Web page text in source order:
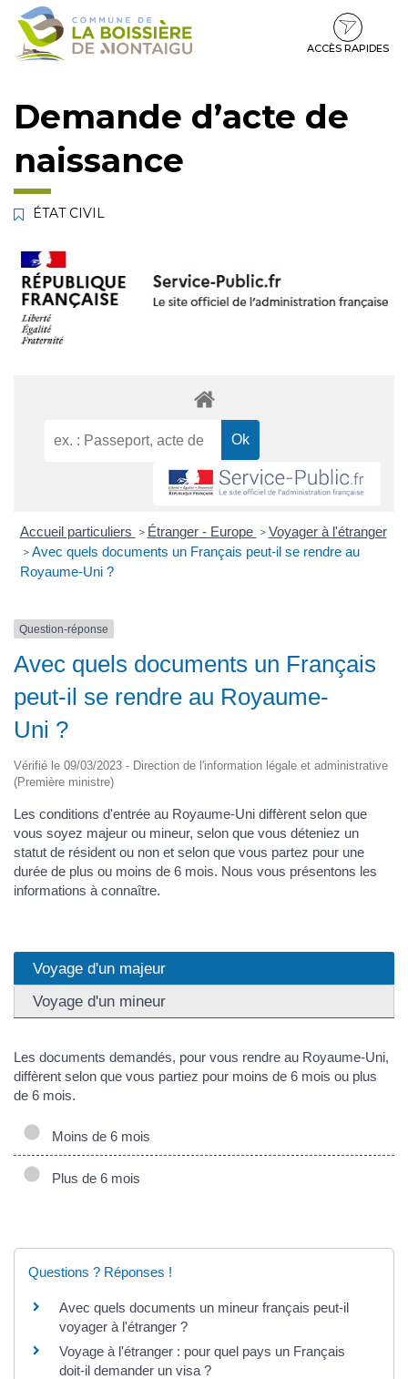
Gestion des traceurs
Aller
Aller
contenu
Aller
pied
ACCÈS RAPIDES
Demande d’acte de
naissance
ÉTAT CIVIL
Accueil particuliers > Étranger - Europe > Voyager à l'étranger
> Avec quels documents un Français peut-il se rendre au
Royaume-Uni ?
Question-réponse
Avec quels documents un Français
peut-il se rendre au Royaume-
Uni ?
Vérifié le 09/03/2023 - Direction de l'information légale et administrative
(Première ministre)
Les conditions d'entrée au Royaume-Uni diffèrent selon que
vous soyez majeur ou mineur, selon que vous déteniez un
statut de résident ou non et selon que vous partez pour une
durée de plus ou moins de 6 mois. Nous vous présentons les
informations à connaître.
Voyage d'un majeur
Voyage d'un mineur
Les documents demandés, pour vous rendre au Royaume-Uni,
diffèrent selon que vous partiez pour moins de 6 mois ou plus
de 6 mois.
Moins de 6 mois
Plus de 6 mois
Questions ? Réponses !
Avec quels documents un mineur français peut-il
voyager à l'étranger ?
Voyage à l'étranger : pour quel pays un Français
doit-il demander un visa ?